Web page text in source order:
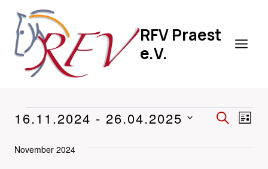
Inhalt
springen
RFV Praest
e.V.
VERANSTALTUNGEN
SUCHELISTE
16.11.2024 - 26.04.2025
wählen.
November 2024